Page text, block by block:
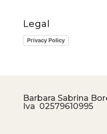
Legal
Privacy Policy
Barbara Sabrina
Iva 02579610995